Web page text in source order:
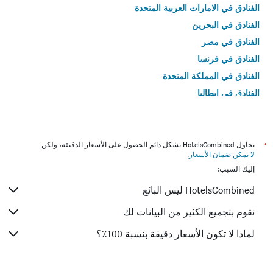
الفنادق في الامارات العربية المتحدة
الفنادق في البحرين
الفنادق في مصر
الفنادق في فرنسا
الفنادق في المملكة المتحدة
الفنادق في إيطاليا
*
يحاول HotelsCombined بشكل دائم الحصول على الأسعار الدقيقة، ولكن
لا يمكن ضمان الأسعار .
إليك السبب:
HotelsCombined ليس البائع
نقوم بتجميع الكثير من البيانات لك
لماذا لا تكون الأسعار دقيقة بنسبة 100٪؟